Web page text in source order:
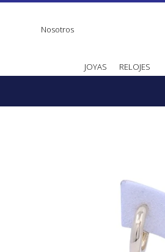
JOYAS RELOJES
Nosotros